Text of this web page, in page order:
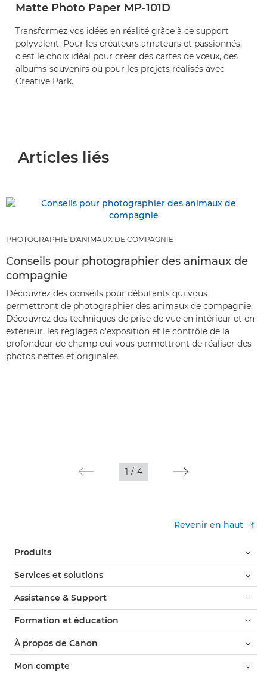
Matte Photo Paper MP-101D
Transformez vos idées en réalité grâce à ce support
polyvalent. Pour les créateurs amateurs et passionnés,
c'est le choix idéal pour créer des cartes de vœux, des
albums-souvenirs ou pour les projets réalisés avec
Creative Park.
Articles liés
PHOTOGRAPHIE D'ANIMAUX DE COMPAGNIE
Conseils pour photographier des animaux de
compagnie
Découvrez des conseils pour débutants qui vous
permettront de photographier des animaux de compagnie.
Découvrez des techniques de prise de vue en intérieur et en
extérieur, les réglages d'exposition et le contrôle de la
profondeur de champ qui vous permettront de réaliser des
photos nettes et originales.
1 / 4
Revenir en haut
Produits
Services et solutions
Assistance & Support
Formation et éducation
À propos de Canon
Mon compte